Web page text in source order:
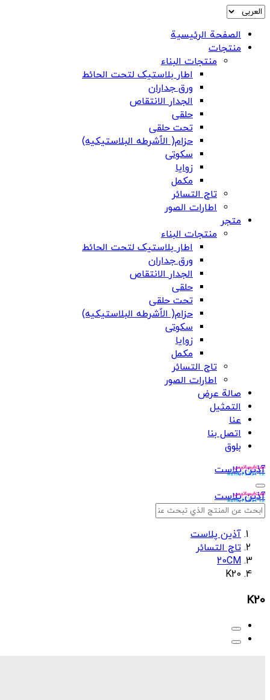
الصفحة الرئيسية
منتجات
منتجات البناء
اطار بلاستیک لتحت الحائط
ورق جداران
الجدار الانتقاص
حلقی
تحت حلقی
حزام( الاًشرطه البلاستیکیه)
سکوتی
زوایا
مکمل
تاج التسائر
اطارات الصور
متجر
منتجات البناء
اطار بلاستیک لتحت الحائط
ورق جداران
الجدار الانتقاص
حلقی
تحت حلقی
حزام( الاًشرطه البلاستیکیه)
سکوتی
زوایا
مکمل
تاج التسائر
اطارات الصور
صالة عرض
التمثيل
عنا
اتصل بنا
بلوق
آذین پلاست
آذین پلاست
آذین پلاست
تاج التسائر
20CM
K20
K20